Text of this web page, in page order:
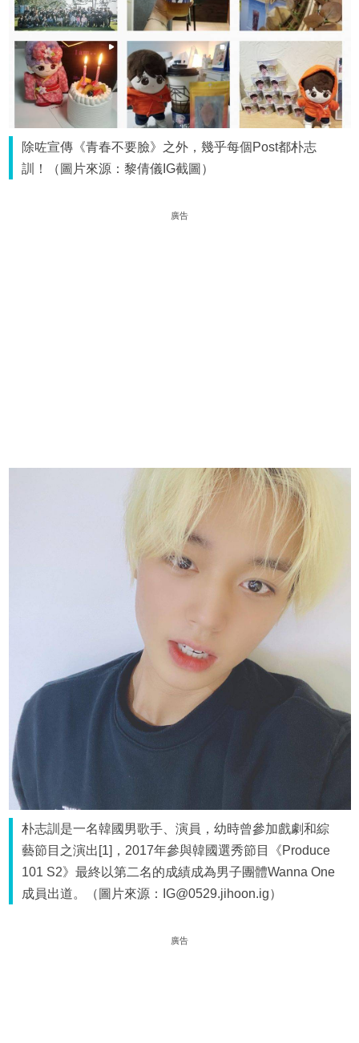
除咗宣傳《青春不要臉》之外，幾乎每個Post都朴志
訓！（圖片來源：黎倩儀IG截圖）
廣告
朴志訓是一名韓國男歌手、演員，幼時曾參加戲劇和綜
藝節目之演出[1]，2017年參與韓國選秀節目《Produce
101 S2》最終以第二名的成績成為男子團體Wanna One
成員出道。（圖片來源：IG@0529.jihoon.ig）
廣告